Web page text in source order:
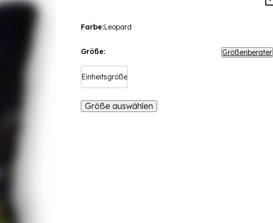
Farbe:Leopard
Größe: Größenberater
Einheitsgröße
Größe auswählen